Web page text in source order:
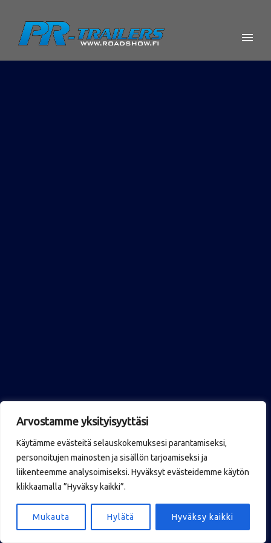
Arvostamme yksityisyyttäsi
Käytämme evästeitä selauskokemuksesi parantamiseksi,
personoitujen mainosten ja sisällön tarjoamiseksi ja
liikenteemme analysoimiseksi. Hyväksyt evästeidemme käytön
klikkaamalla ”Hyväksy kaikki”.
Mukauta Hylätä Hyväksy kaikki